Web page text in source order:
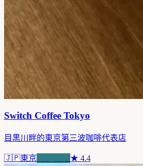
Switch Coffee Tokyo
目黒川畔的東京第三波咖啡代表店
🇯🇵東京 ★ 4.4